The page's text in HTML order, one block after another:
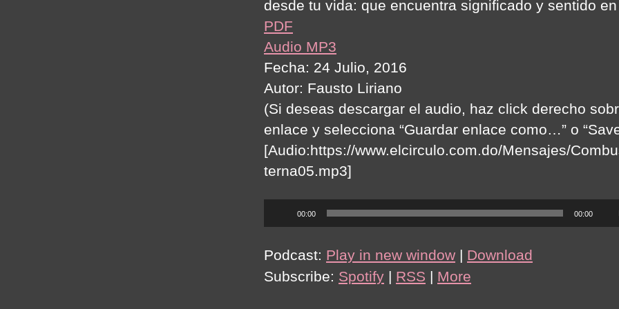
desde tu vida: que encuentra significado y sentido en
PDF
Audio MP3
Fecha: 24 Julio, 2016
Autor: Fausto Liriano
(Si deseas descargar el audio, haz click derecho
enlace y selecciona “Guardar enlace como…” o
[Audio:https://www.elcirculo.com.do/Mensajes/
terna05.mp3]
u
d
i
00:00 00:00
Podcast: Play in new window | Download
Subscribe: Spotify | RSS | More